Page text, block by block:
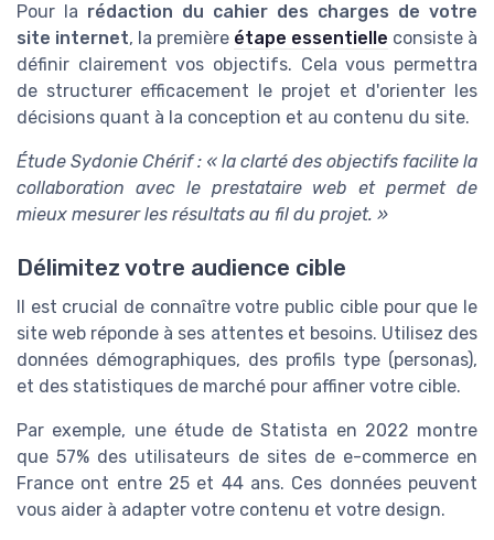
Pour la rédaction du cahier des charges de votre
site internet, la première étape essentielle consiste à
définir clairement vos objectifs. Cela vous permettra
de structurer efficacement le projet et d'orienter les
décisions quant à la conception et au contenu du site.
Étude Sydonie Chérif : « la clarté des objectifs facilite la
collaboration avec le prestataire web et permet de
mieux mesurer les résultats au fil du projet. »
Délimitez votre audience cible
Il est crucial de connaître votre public cible pour que le
site web réponde à ses attentes et besoins. Utilisez des
données démographiques, des profils type (personas),
et des statistiques de marché pour affiner votre cible.
Par exemple, une étude de Statista en 2022 montre
que 57% des utilisateurs de sites de e-commerce en
France ont entre 25 et 44 ans. Ces données peuvent
vous aider à adapter votre contenu et votre design.